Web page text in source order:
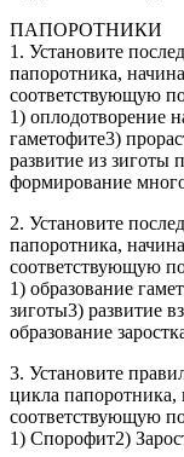
ПАПОРОТНИКИ
1. Установите
папоротника,
соответствующую
1) оплодотворение
гаметофите3)
развитие из зиготы
формирование
2. Установите
папоротника,
соответствующую
1) образование
зиготы3) развитие
образование
3. Установите
цикла папоротника,
соответствующую
1) Спорофит2)